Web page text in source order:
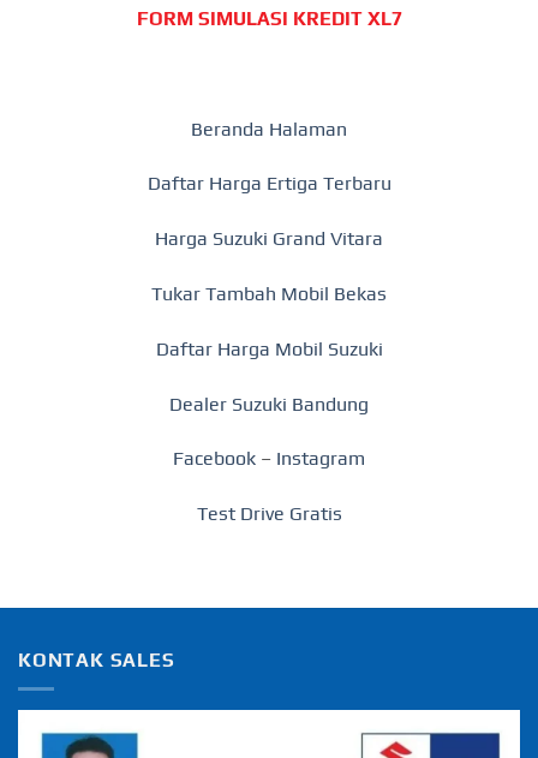
FORM SIMULASI KREDIT XL7
Beranda Halaman
Daftar Harga Ertiga Terbaru
Harga Suzuki Grand Vitara
Tukar Tambah Mobil Bekas
Daftar Harga Mobil Suzuki
Dealer Suzuki Bandung
Facebook – Instagram
Test Drive Gratis
KONTAK SALES